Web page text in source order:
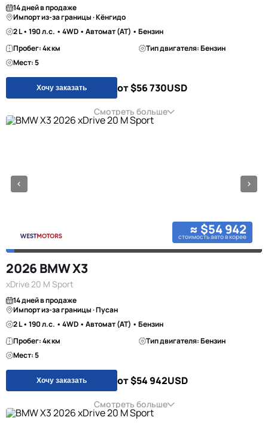
14 дней в продаже
Импорт из-за границы · Кёнгидо
2 L • 190 л.с. • 4WD • Автомат (AT) • Бензин
Пробег: 4к км
Тип двигателя: Бензин
Мест: 5
Хочу заказать от $56 730USD
Смотреть больше
≈ $54 942
стоимость авто в корее
2026 BMW X3
xDrive 20 M Sport
14 дней в продаже
Импорт из-за границы · Пусан
2 L • 190 л.с. • 4WD • Автомат (AT) • Бензин
Пробег: 4к км
Тип двигателя: Бензин
Мест: 5
Хочу заказать от $54 942USD
Смотреть больше